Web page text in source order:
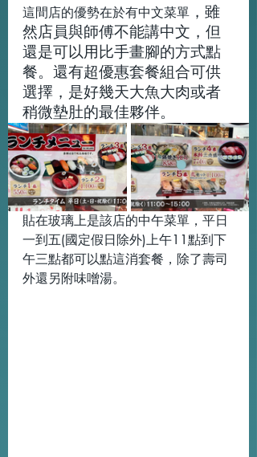
這間店的優勢在於有中文菜單 ，雖
然店員與師傅不能講中文，但
還是可以用比手畫腳的方式點
餐。還有超優惠套餐組合可供
選擇，是好幾天大魚大肉或者
稍微墊肚的最佳夥伴。
貼在玻璃上是該店的中午菜單，平日
一到五(國定假日除外)上午11點到下
午三點都可以點這消套餐，除了壽司
外還另附味噌湯。